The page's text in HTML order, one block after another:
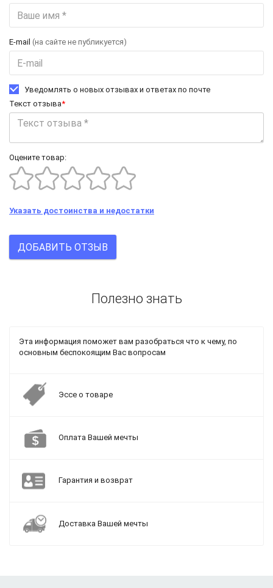
E-mail (на сайте не публикуется)
Уведомлять о новых отзывах и ответах по почте
Текст отзыва*
Оцените товар:
Указать достоинства и недостатки
ДОБАВИТЬ ОТЗЫВ
Полезно знать
Эта информация поможет вам разобраться что к чему, по
основным беспокоящим Вас вопросам
Эссе о товаре
Оплата Вашей мечты
Гарантия и возврат
Доставка Вашей мечты